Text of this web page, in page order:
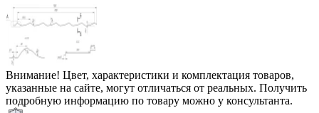
Внимание! Цвет, характеристики и комплектация товаров,
указанные на сайте, могут отличаться от реальных. Получить
подробную информацию по товару можно у консультанта.